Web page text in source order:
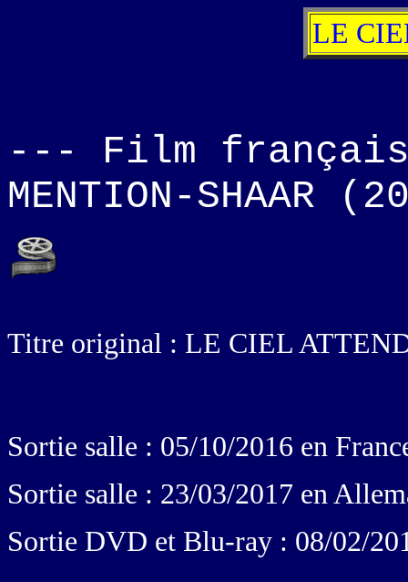
LE
--- Film français
MENTION-SHAAR
Titre original : LE CIEL
Sortie salle : 05/10/2016 en
Sortie salle : 23/03/2017 en
Sortie DVD et Blu-ray : 08/02/